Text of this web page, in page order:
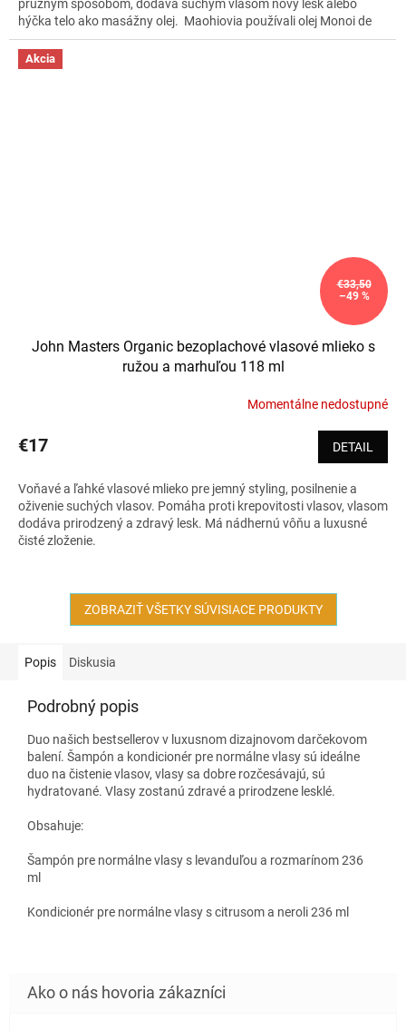
pružným spôsobom, dodáva suchým vlasom nový lesk alebo
hýčka telo ako masážny olej. Maohiovia používali olej Monoi de
Tahiti na liečivé, kozmetické a náboženské aktivity už tisíce rokov.
Aj vy si môžete vychutnať zmyselný, voňavý kozmetický rituál!
Akcia
€33,50
–49 %
John Masters Organic bezoplachové vlasové mlieko s
ružou a marhuľou 118 ml
Momentálne nedostupné
€17 DETAIL
Voňavé a ľahké vlasové mlieko pre jemný styling, posilnenie a
oživenie suchých vlasov. Pomáha proti krepovitosti vlasov, vlasom
dodáva prirodzený a zdravý lesk. Má nádhernú vôňu a luxusné
čisté zloženie.
ZOBRAZIŤ VŠETKY SÚVISIACE PRODUKTY
Popis Diskusia
Podrobný popis
Duo našich bestsellerov v luxusnom dizajnovom darčekovom
balení. Šampón a kondicionér pre normálne vlasy sú ideálne
duo na čistenie vlasov, vlasy sa dobre rozčesávajú, sú
hydratované. Vlasy zostanú zdravé a prirodzene lesklé.
Obsahuje:
Šampón pre normálne vlasy s levanduľou a rozmarínom 236
ml
Kondicionér pre normálne vlasy s citrusom a neroli 236 ml